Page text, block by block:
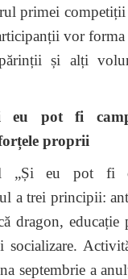
primei competiții
vor
și alți
eu pot fi
proprii
„Și eu pot fi
a trei principii:
dragon,
socializare.
septembrie a